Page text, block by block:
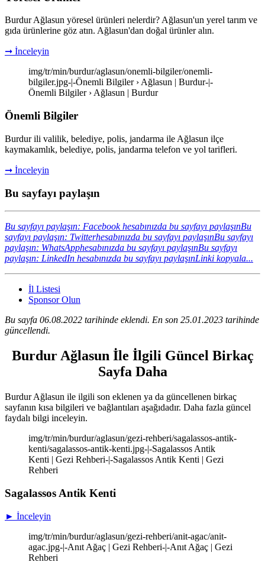
Burdur Ağlasun yöresel ürünleri nelerdir? Ağlasun'un yerel tarım ve
gıda ürünlerine göz atın. Ağlasun'dan doğal ürünler alın.
➞ İnceleyin
img/tr/min/burdur/aglasun/onemli-bilgiler/onemli-
bilgiler.jpg-|-Önemli Bilgiler › Ağlasun | Burdur-|-
Önemli Bilgiler › Ağlasun | Burdur
Önemli Bilgiler
Burdur ili valilik, belediye, polis, jandarma ile Ağlasun ilçe
kaymakamlık, belediye, polis, jandarma telefon ve yol tarifleri.
➞ İnceleyin
Bu sayfayı paylaşın
Bu sayfayı paylaşın: Facebook hesabınızda bu sayfayı paylaşınBu
sayfayı paylaşın: Twitterhesabınızda bu sayfayı paylaşınBu sayfayı
paylaşın: WhatsApphesabınızda bu sayfayı paylaşınBu sayfayı
paylaşın: LinkedIn hesabınızda bu sayfayı paylaşınLinki kopyala...
İl Listesi
Sponsor Olun
Bu sayfa 06.08.2022 tarihinde eklendi. En son 25.01.2023 tarihinde
güncellendi.
Burdur Ağlasun İle İlgili Güncel Birkaç
Sayfa Daha
Burdur Ağlasun ile ilgili son eklenen ya da güncellenen birkaç
sayfanın kısa bilgileri ve bağlantıları aşağıdadır. Daha fazla güncel
faydalı bilgi inceleyin.
img/tr/min/burdur/aglasun/gezi-rehberi/sagalassos-antik-
kenti/sagalassos-antik-kenti.jpg-|-Sagalassos Antik
Kenti | Gezi Rehberi-|-Sagalassos Antik Kenti | Gezi
Rehberi
Sagalassos Antik Kenti
► İnceleyin
img/tr/min/burdur/aglasun/gezi-rehberi/anit-agac/anit-
agac.jpg-|-Anıt Ağaç | Gezi Rehberi-|-Anıt Ağaç | Gezi
Rehberi